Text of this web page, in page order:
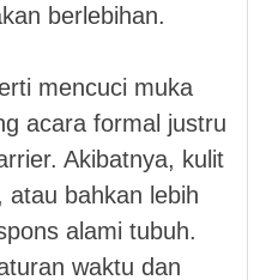
berlebihan.
mencuci muka
acara formal justru
Akibatnya, kulit
atau bahkan lebih
alami tubuh.
waktu dan